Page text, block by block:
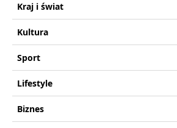
Kraj i świat
Kultura
Sport
Lifestyle
Biznes